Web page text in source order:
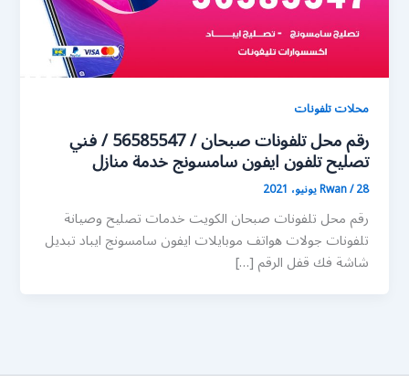
محلات تلفونات
رقم محل تلفونات صبحان / 56585547 / فني
تصليح تلفون ايفون سامسونج خدمة منازل
Rwan/28 يونيو، 2021
رقم محل تلفونات صبحان الكويت خدمات تصليح وصيانة
تلفونات جولات هواتف موبايلات ايفون سامسونج ايباد تبديل
شاشة فك قفل الرقم […]